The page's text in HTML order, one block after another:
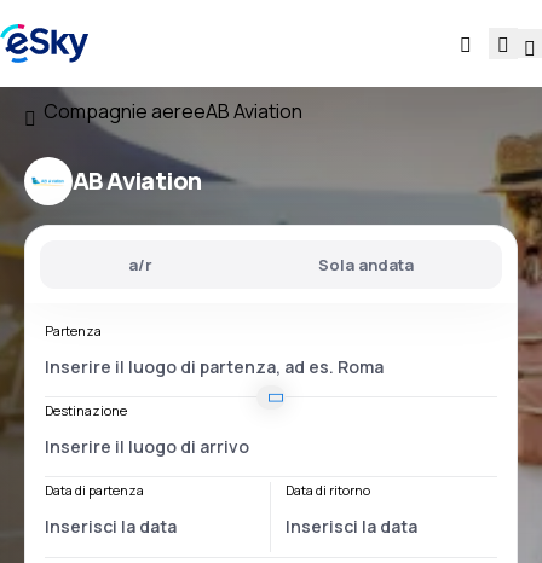
Compagnie aereeAB Aviation
AB Aviation
a/r Sola andata
Partenza
Destinazione
Data di partenza Data di ritorno